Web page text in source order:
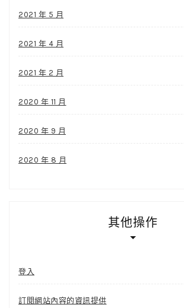
2021 年 5 月
2021 年 4 月
2021 年 2 月
2020 年 11 月
2020 年 9 月
2020 年 8 月
其他操作
登入
訂閱網站內容的資訊提供